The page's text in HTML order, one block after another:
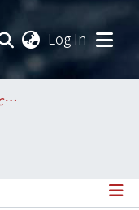
Log In
College of Social Sciences / 社會科學院